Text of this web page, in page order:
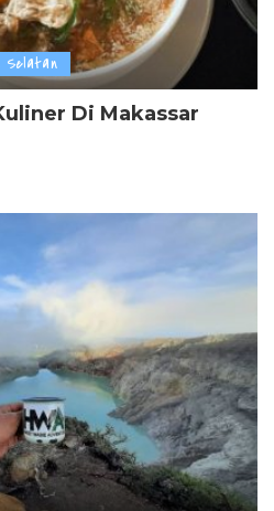
Selatan
Di Makassar